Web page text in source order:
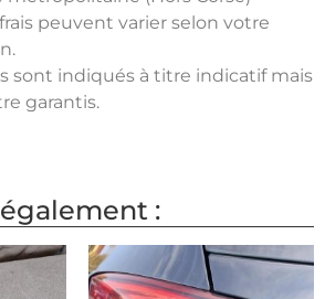
peuvent varier selon votre
sont indiqués à titre indicatif mais
garantis.
: